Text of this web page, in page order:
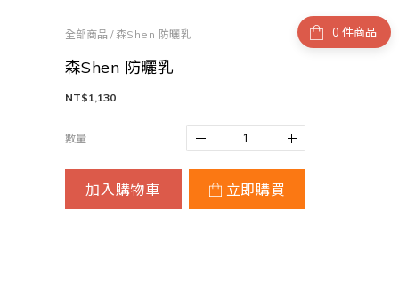
件商品
全部商品 /森Shen 防曬乳
森Shen 防曬乳
NT$1,130
數量
加入購物車 立即購買